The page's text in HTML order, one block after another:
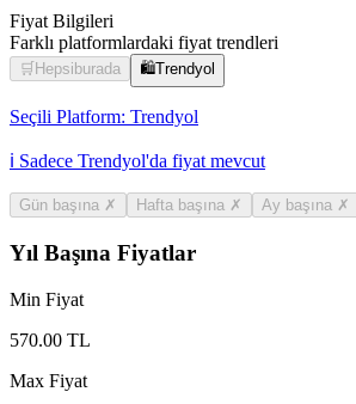
Fiyat Bilgileri
Farklı platformlardaki fiyat trendleri
🛒 Hepsiburada 🛍️Trendyol
Seçili Platform: Trendyol
ℹ️ Sadece Trendyol'da fiyat mevcut
Gün başına ✗ Hafta başına ✗ Ay başına ✗
Yıl Başına Fiyatlar
Min Fiyat
570.00 TL
Max Fiyat